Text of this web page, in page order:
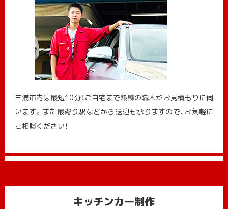
三浦市内は最短10分！ご自宅まで熟練の職人がお見積もりに伺
います。また最寄り駅などから送迎も承りますので、お気軽に
ご相談ください！
キッチンカー制作